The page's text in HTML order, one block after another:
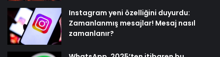
Instagram yeni özelliğini duyurdu:
Zamanlanmış mesajlar! Mesaj nasıl
zamanlanır?